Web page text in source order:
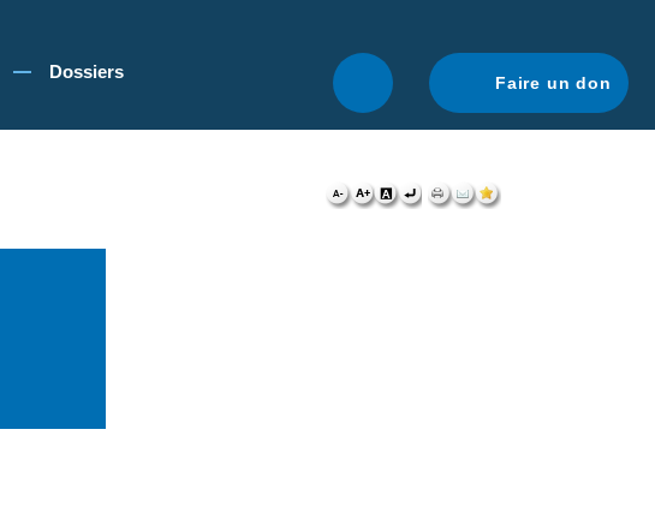
vous proposer une navigation optimale.
Dossiers
Faire un don